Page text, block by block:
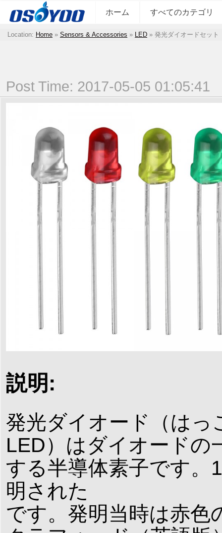
ホーム すべてのカテゴリ
Location: Home » Sensors & Accessories » LED » 発光ダイオードセット
Post Time: 2017-05-05 01:05:41
説明:
発光ダイオード（はっ
LED）はダイオードの
する半導体素子です。
明された
です。発明当時は赤色